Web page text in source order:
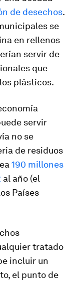
de desechos.
se
en rellenos
servir de
que
plásticos.
servir
no se
de residuos
190 millones
al año (el
Países
tratado
incluir un
el punto de